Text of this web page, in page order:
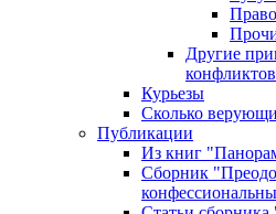
Другие
конфликтов
Курьезы
Сколько
Публикации
Из книг
Сборник